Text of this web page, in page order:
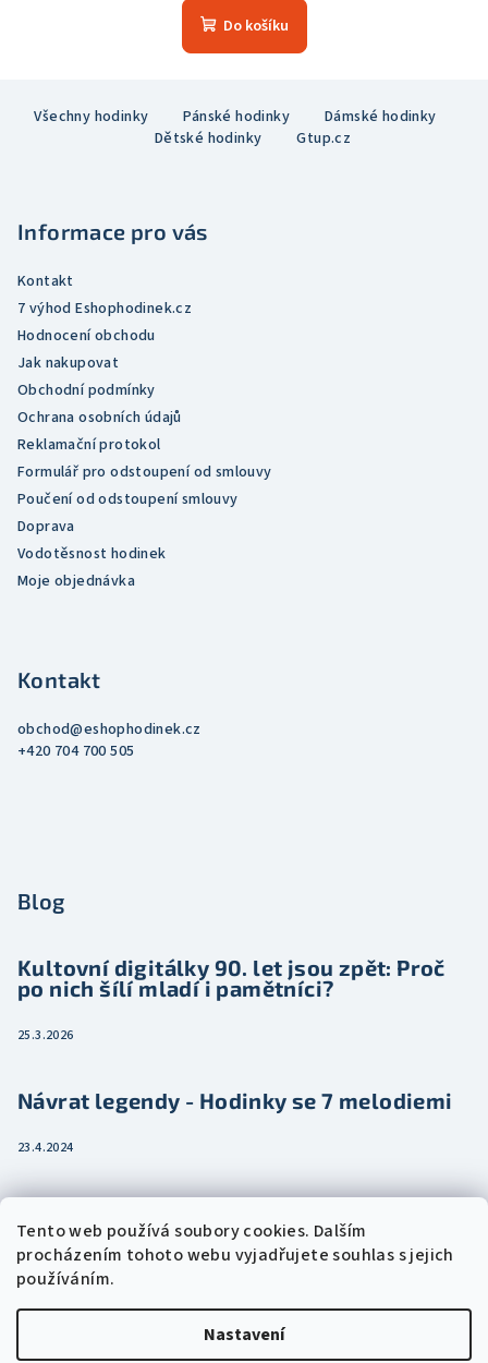
Tento web používá soubory cookies. Dalším
procházením tohoto webu vyjadřujete souhlas s jejich
používáním.
Nastavení
produktu
hvězdiček.
Do košíku
Všechny hodinky Pánské hodinky
Dámské hodinky
Dětské hodinky
Gtup.cz
Informace pro vás
Kontakt
7 výhod Eshophodinek.cz
Hodnocení obchodu
Jak nakupovat
Obchodní podmínky
Ochrana osobních údajů
Reklamační protokol
Formulář pro odstoupení od smlouvy
Poučení od odstoupení smlouvy
Doprava
Vodotěsnost hodinek
Moje objednávka
Kontakt
obchod@eshophodinek.cz
+420 704 700 505
Blog
Kultovní digitálky 90. let jsou zpět: Proč
po nich šílí mladí i pamětníci?
25.3.2026
Návrat legendy - Hodinky se 7 melodiemi
23.4.2024
jako dárek
15.2.2024